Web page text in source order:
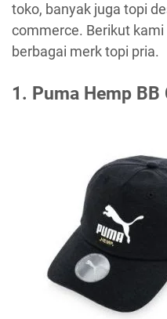
toko, banyak juga topi
commerce. Berikut
berbagai merk topi pria.
1. Puma Hemp BB